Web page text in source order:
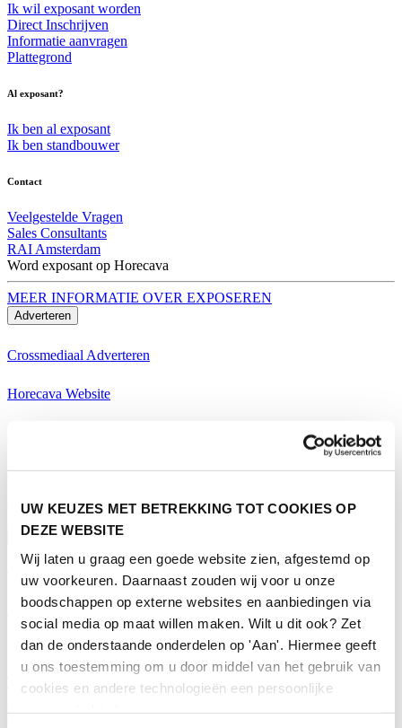
UW KEUZES MET BETREKKING TOT COOKIES OP
DEZE WEBSITE
Wij laten u graag een goede website zien, afgestemd op
uw voorkeuren. Daarnaast zouden wij voor u onze
boodschappen op externe websites en aanbiedingen via
social media op maat willen maken. Wilt u dit ook? Zet
dan de onderstaande onderdelen op 'Aan'. Hiermee geeft
u ons toestemming om u door middel van het gebruik van
cookies en andere technologieën een persoonlijke
Ik wil exposant worden
Direct Inschrijven
Informatie aanvragen
Plattegrond
Al exposant?
Ik ben al exposant
Ik ben standbouwer
Contact
Veelgestelde Vragen
Sales Consultants
RAI Amsterdam
Word exposant op Horecava
MEER INFORMATIE OVER EXPOSEREN
Adverteren
Crossmediaal Adverteren
Horecava Website
Horecava Social Media
Bezoeken
Thema's Horecava
Alle Thema's
Programma
Terugblik
Activiteiten
Exposantenlijst